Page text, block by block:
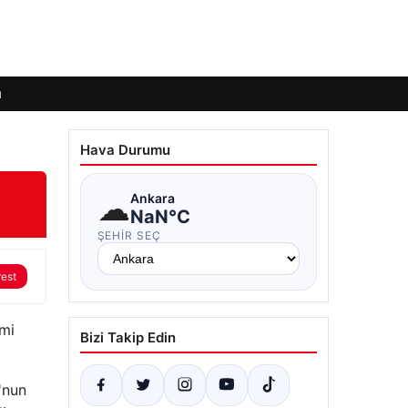
Hava Durumu
☁Ankara
NaN°C
ŞEHIR SEÇ
Bizi Takip Edin